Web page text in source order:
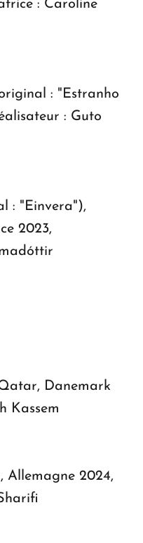
: Caroline
: "Estranho
: Guto
: "Einvera"),
2023,
Danemark
Kassem
Allemagne 2024,